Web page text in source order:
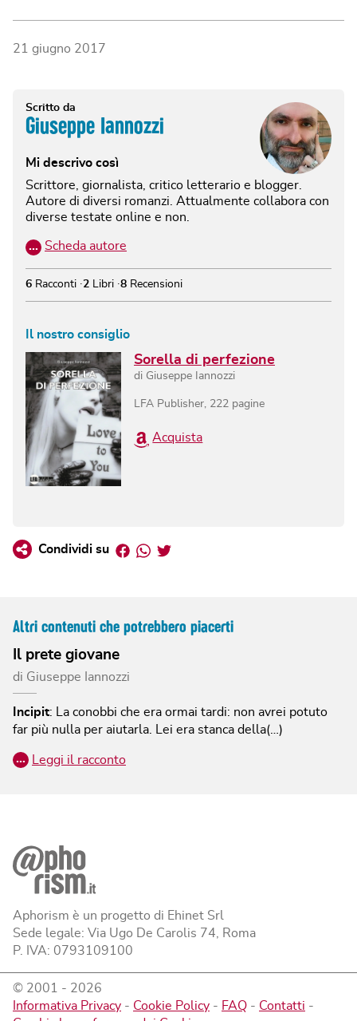
21 giugno 2017
Scritto da
Giuseppe Iannozzi
Mi descrivo così
Scrittore, giornalista, critico letterario e blogger.
Autore di diversi romanzi. Attualmente collabora con
diverse testate online e non.
… Scheda autore
6 Racconti 2 Libri 8 Recensioni
Il nostro consiglio
Sorella di perfezione
di Giuseppe Iannozzi
LFA Publisher 222 pagine
Acquista
Condividi su Facebook
Whatsapp
Twitter
Altri contenuti che potrebbero piacerti
Il prete giovane
di Giuseppe Iannozzi
Incipit:
La conobbi che era ormai tardi: non avrei potuto
far più nulla per aiutarla. Lei era stanca della(…)
… Leggi il racconto
Aphorism è un progetto di Ehinet Srl
Sede legale: Via Ugo De Carolis 74, Roma
P. IVA: 0793109100
© 2001 - 2026
Informativa Privacy - Cookie Policy - FAQ - Contatti -